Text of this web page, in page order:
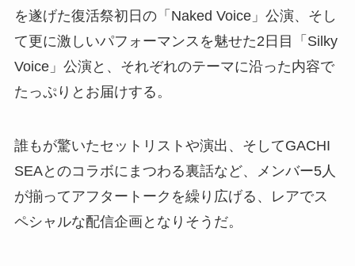
を遂げた復活祭初日の「Naked Voice」公演、そし
て更に激しいパフォーマンスを魅せた2日目「Silky
Voice」公演と、それぞれのテーマに沿った内容で
たっぷりとお届けする。
誰もが驚いたセットリストや演出、そしてGACHI
SEAとのコラボにまつわる裏話など、メンバー5人
が揃ってアフタートークを繰り広げる、レアでス
ペシャルな配信企画となりそうだ。